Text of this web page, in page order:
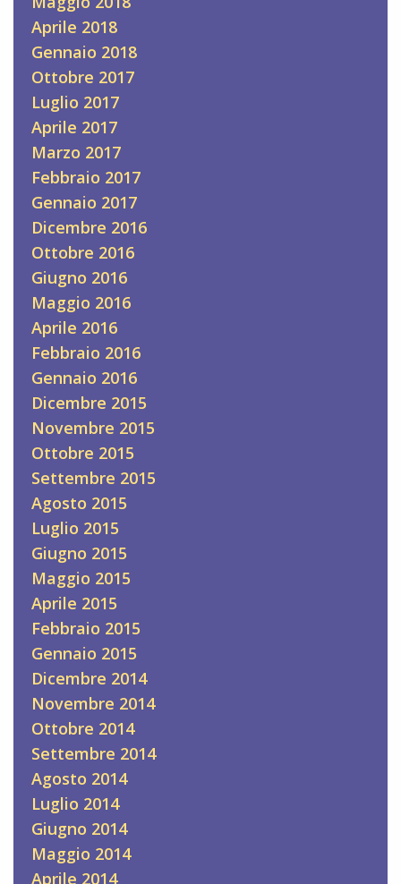
Aprile 2018
Gennaio 2018
Ottobre 2017
Luglio 2017
Aprile 2017
Marzo 2017
Febbraio 2017
Gennaio 2017
Dicembre 2016
Ottobre 2016
Giugno 2016
Maggio 2016
Aprile 2016
Febbraio 2016
Gennaio 2016
Dicembre 2015
Novembre 2015
Ottobre 2015
Settembre 2015
Agosto 2015
Luglio 2015
Giugno 2015
Maggio 2015
Aprile 2015
Febbraio 2015
Gennaio 2015
Dicembre 2014
Novembre 2014
Ottobre 2014
Settembre 2014
Agosto 2014
Luglio 2014
Giugno 2014
Maggio 2014
Aprile 2014